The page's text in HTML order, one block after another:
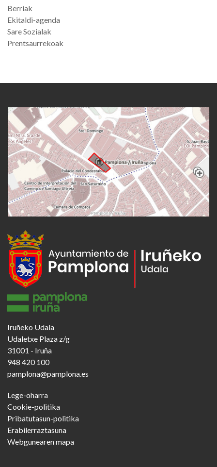
Berriak
Ekitaldi-agenda
Sare Sozialak
Prentsaurrekoak
Iruñeko Udala
Udaletxe Plaza z/g
31001 - Iruña
948 420 100
pamplona@pamplona.es
Footer
menu
Lege-oharra
Cookie-politika
Pribatutasun-politika
Erabilerraztasuna
Webgunearen mapa